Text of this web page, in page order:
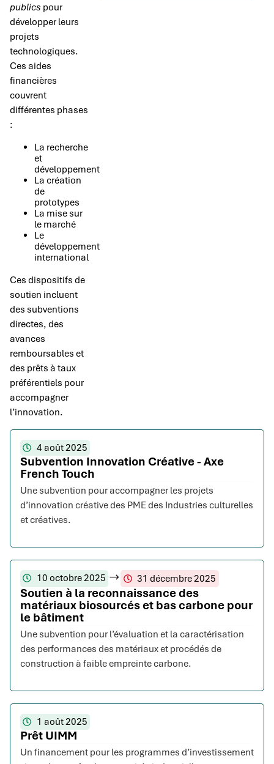
publics pour
développer leurs
projets
technologiques.
Ces aides
financières
couvrent
différentes phases
:
La recherche
et
développement
La création
de
prototypes
La mise sur
le marché
Le
développement
international
Ces dispositifs de
soutien incluent
des subventions
directes, des
avances
remboursables et
des prêts à taux
préférentiels pour
accompagner
l’innovation.
4 août 2025
Subvention Innovation Créative - Axe
French Touch
Une subvention pour accompagner les projets
d’innovation créative des PME des Industries culturelles
et créatives.
10 octobre 2025 31 décembre 2025
Soutien à la reconnaissance des
matériaux biosourcés et bas carbone pour
le bâtiment
Une subvention pour l’évaluation et la caractérisation
des performances des matériaux et procédés de
construction à faible empreinte carbone.
1 août 2025
Prêt UIMM
Un financement pour les programmes d’investissement